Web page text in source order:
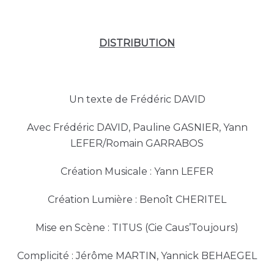
DISTRIBUTION
Un texte de Frédéric DAVID
Avec Frédéric DAVID, Pauline GASNIER, Yann
LEFER/Romain GARRABOS
Création Musicale : Yann LEFER
Création Lumière : Benoît CHERITEL
Mise en Scène : TITUS (Cie Caus’Toujours)
Complicité : Jérôme MARTIN, Yannick BEHAEGEL